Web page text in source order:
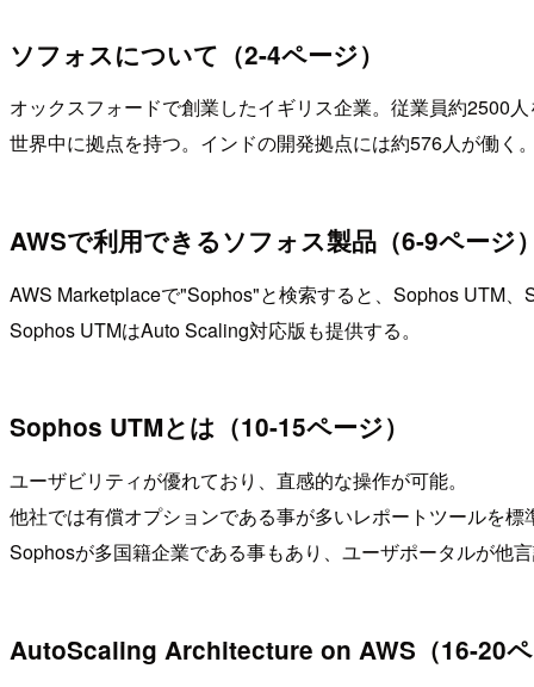
ソフォスについて（2-4ページ）
オックスフォードで創業したイギリス企業。従業員約2500
世界中に拠点を持つ。インドの開発拠点には約576人が働く
AWSで利用できるソフォス製品（6-9ページ
AWS Marketplaceで"Sophos"と検索すると、Sophos UTM
Sophos UTMはAuto Scaling対応版も提供する。
Sophos UTMとは（10-15ページ）
ユーザビリティが優れており、直感的な操作が可能。
他社では有償オプションである事が多いレポートツールを標
Sophosが多国籍企業である事もあり、ユーザポータルが他
AutoScaling Architecture on AWS（16-20